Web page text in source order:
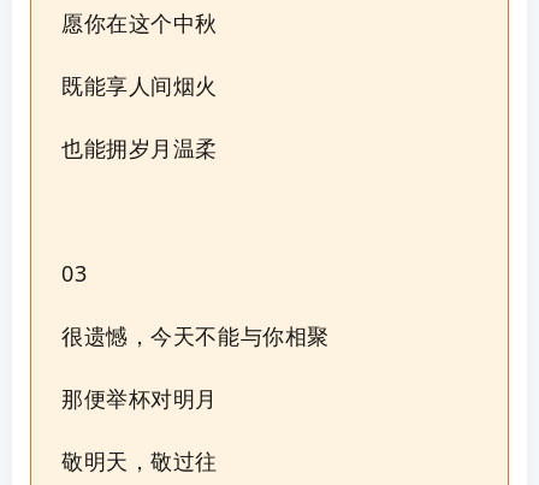
愿你在这个中秋
既能享人间烟火
也能拥岁月温柔
03
很遗憾，今天不能与你相聚
那便举杯对明月
敬明天，敬过往